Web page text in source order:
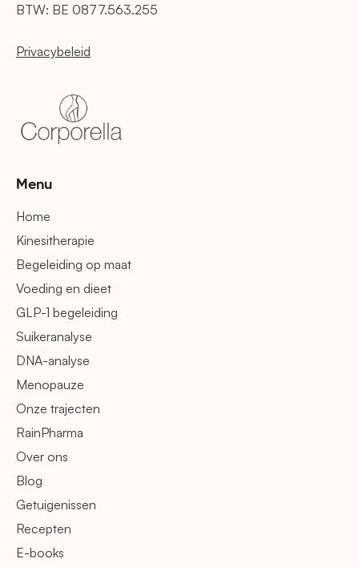
BTW: BE 0877.563.255
Privacybeleid
Menu
Home
Kinesitherapie
Begeleiding op maat
Voeding en dieet
GLP-1 begeleiding
Suikeranalyse
DNA-analyse
Menopauze
Onze trajecten
RainPharma
Over ons
Blog
Getuigenissen
Recepten
E-books